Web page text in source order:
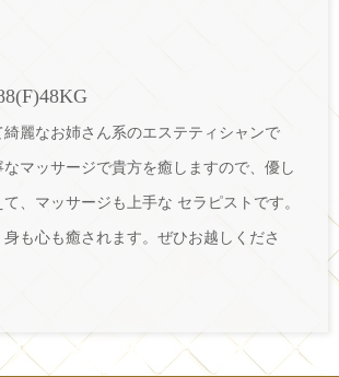
綺麗なお姉さん系のエステティシャンで
マッサージで貴方を癒しますので、優し
、マッサージも上手な セラピストです。
も心も癒されます。ぜひお越しくださ